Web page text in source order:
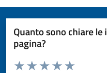
Quanto sono chiare
pagina?
Valuta da 1 a 5 stelle la pagina